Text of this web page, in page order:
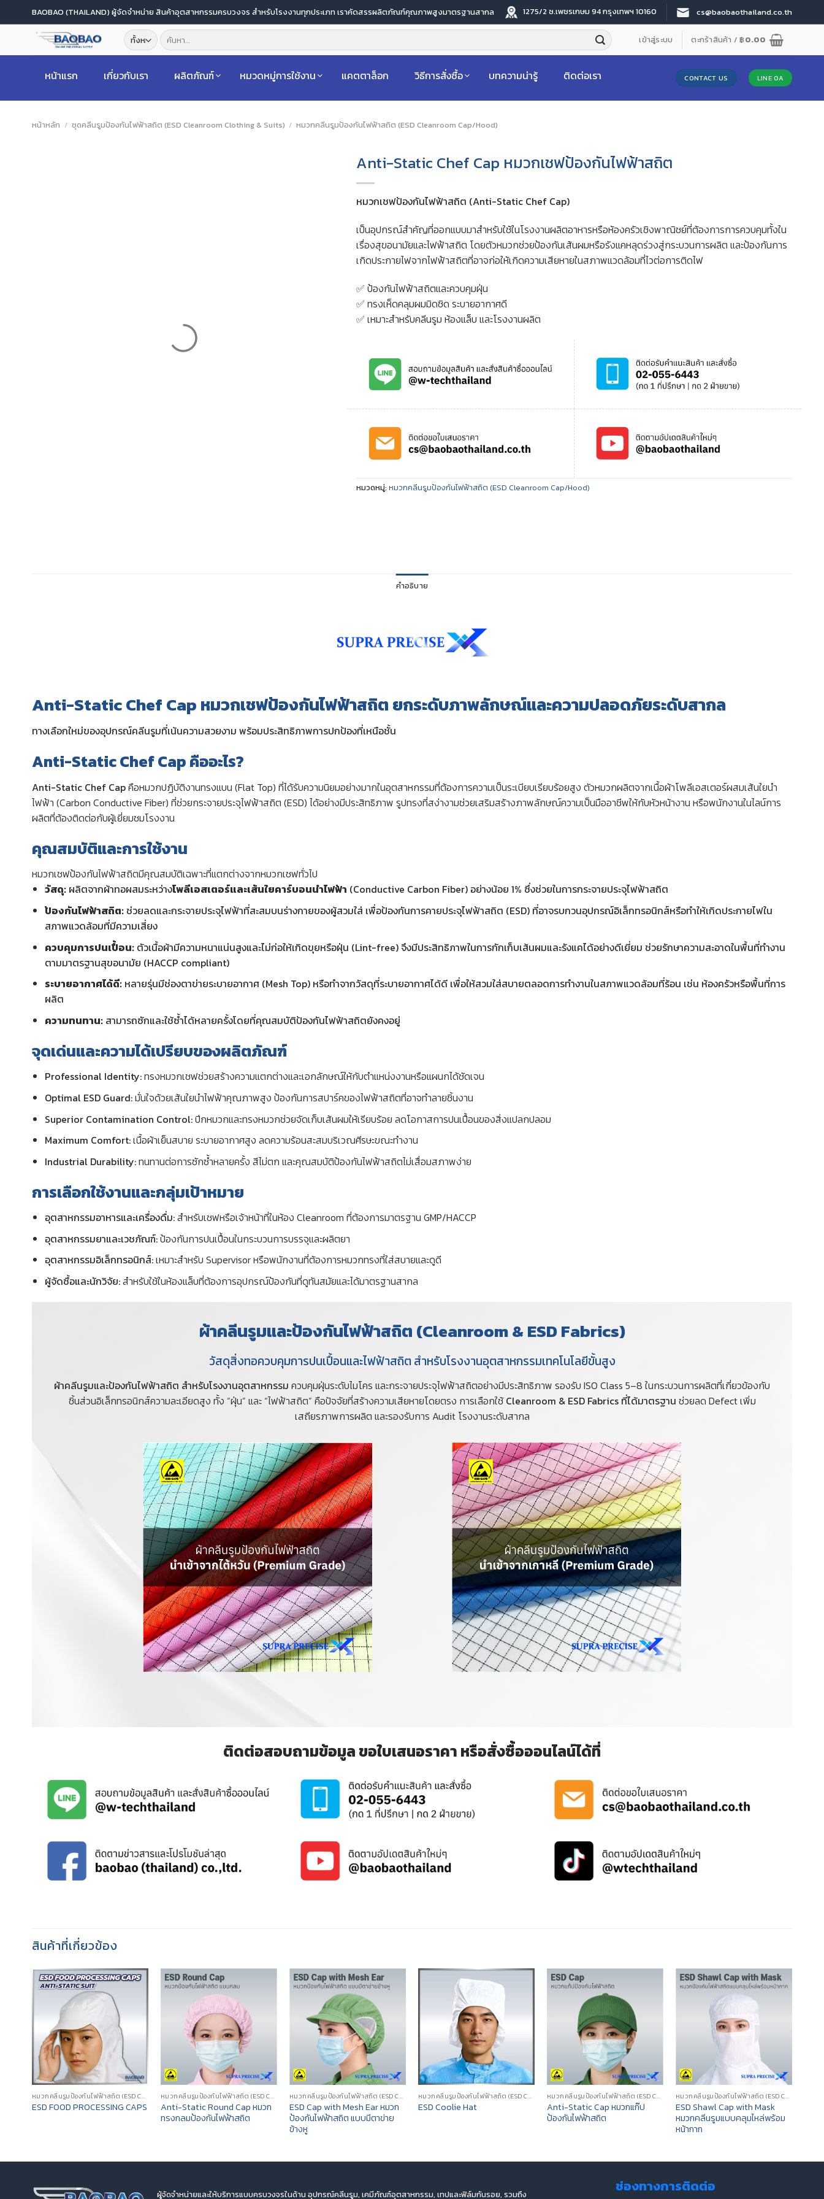
ไป
เนื้อหา
BAOBAO (THAILAND) ผู้จัดจำหน่าย สินค้าอุตสาหกรรมครบวงจร สำหรับโรงงานทุกประเภท เราคัดสรรผลิตภัณฑ์คุณภาพสูงมาตรฐานสากล 1275/2 ซ.เพชรเกษม 94 กรุงเทพฯ 10160 cs@baobaothailand.co.th
ค้นหา: เข้าสู่ระบบ ตะกร้าสินค้า /฿0.00
หน้าแรก เกี่ยวกับเรา ผลิตภัณฑ์ หมวดหมู่การใช้งาน แคตตาล็อก วิธีการสั่งซื้อ บทความน่ารู้ ติดต่อเรา CONTACT US LINE OA
หน้าหลัก / ชุดคลีนรูมป้องกันไฟฟ้าสถิต (ESD Cleanroom Clothing & Suits) / หมวกคลีนรูมป้องกันไฟฟ้าสถิต (ESD Cleanroom Cap/Hood)
Anti-Static Chef Cap หมวกเชฟป้องกันไฟฟ้าสถิต
หมวกเชฟป้องกันไฟฟ้าสถิต (Anti-Static Chef Cap)
เป็นอุปกรณ์สำคัญที่ออกแบบมาสำหรับใช้ในโรงงานผลิตอาหารหรือห้องครัวเชิงพาณิชย์ที่ต้องการการควบคุมทั้งใน
เรื่องสุขอนามัยและไฟฟ้าสถิต โดยตัวหมวกช่วยป้องกันเส้นผมหรือรังแคหลุดร่วงสู่กระบวนการผลิต และป้องกันการ
เกิดประกายไฟจากไฟฟ้าสถิตที่อาจก่อให้เกิดความเสียหายในสภาพแวดล้อมที่ไวต่อการติดไฟ
✅ ป้องกันไฟฟ้าสถิตและควบคุมฝุ่น
✅ ทรงเห็ดคลุมผมมิดชิด ระบายอากาศดี
✅ เหมาะสำหรับคลีนรูม ห้องแล็บ และโรงงานผลิต
หมวดหมู่:หมวกคลีนรูมป้องกันไฟฟ้าสถิต (ESD Cleanroom Cap/Hood)
คำอธิบาย
Anti-Static Chef Cap หมวกเชฟป้องกันไฟฟ้าสถิต ยกระดับภาพลักษณ์และความปลอดภัยระดับสากล
ทางเลือกใหม่ของอุปกรณ์คลีนรูมที่เน้นความสวยงาม พร้อมประสิทธิภาพการปกป้องที่เหนือชั้น
Anti-Static Chef Cap คืออะไร?
Anti-Static Chef Capคือหมวกปฏิบัติงานทรงแบน (Flat Top) ที่ได้รับความนิยมอย่างมากในอุตสาหกรรมที่ต้องการความเป็นระเบียบเรียบร้อยสูง ตัวหมวกผลิตจากเนื้อผ้าโพลีเอสเตอร์ผสมเส้นใยนำ
ไฟฟ้า (Carbon Conductive Fiber) ที่ช่วยกระจายประจุไฟฟ้าสถิต (ESD) ได้อย่างมีประสิทธิภาพ รูปทรงที่สง่างามช่วยเสริมสร้างภาพลักษณ์ความเป็นมืออาชีพให้กับหัวหน้างาน หรือพนักงานในไลน์การ
ผลิตที่ต้องติดต่อกับผู้เยี่ยมชมโรงงาน
คุณสมบัติและการใช้งาน
หมวกเชฟป้องกันไฟฟ้าสถิตมีคุณสมบัติเฉพาะที่แตกต่างจากหมวกเชฟทั่วไป
วัสดุ:ผลิตจากผ้าทอผสมระหว่างโพลีเอสเตอร์และเส้นใยคาร์บอนนำไฟฟ้า (Conductive Carbon Fiber) อย่างน้อย 1% ซึ่งช่วยในการกระจายประจุไฟฟ้าสถิต
ป้องกันไฟฟ้าสถิต:ช่วยลดและกระจายประจุไฟฟ้าที่สะสมบนร่างกายของผู้สวมใส่ เพื่อป้องกันการคายประจุไฟฟ้าสถิต (ESD) ที่อาจรบกวนอุปกรณ์อิเล็กทรอนิกส์หรือทำให้เกิดประกายไฟใน
สภาพแวดล้อมที่มีความเสี่ยง
ควบคุมการปนเปื้อน:ตัวเนื้อผ้ามีความหนาแน่นสูงและไม่ก่อให้เกิดขุยหรือฝุ่น (Lint-free) จึงมีประสิทธิภาพในการกักเก็บเส้นผมและรังแคได้อย่างดีเยี่ยม ช่วยรักษาความสะอาดในพื้นที่ทำงาน
ตามมาตรฐานสุขอนามัย (HACCP compliant)
ระบายอากาศได้ดี:หลายรุ่นมีช่องตาข่ายระบายอากาศ (Mesh Top) หรือทำจากวัสดุที่ระบายอากาศได้ดี เพื่อให้สวมใส่สบายตลอดการทำงานในสภาพแวดล้อมที่ร้อน เช่น ห้องครัวหรือพื้นที่การ
ผลิต
ความทนทาน:สามารถซักและใช้ซ้ำได้หลายครั้งโดยที่คุณสมบัติป้องกันไฟฟ้าสถิตยังคงอยู่
จุดเด่นและความได้เปรียบของผลิตภัณฑ์
Professional Identity:ทรงหมวกเชฟช่วยสร้างความแตกต่างและเอกลักษณ์ให้กับตำแหน่งงานหรือแผนกได้ชัดเจน
Optimal ESD Guard:มั่นใจด้วยเส้นใยนำไฟฟ้าคุณภาพสูง ป้องกันการสปาร์คของไฟฟ้าสถิตที่อาจทำลายชิ้นงาน
Superior Contamination Control:ปีกหมวกและทรงหมวกช่วยจัดเก็บเส้นผมให้เรียบร้อย ลดโอกาสการปนเปื้อนของสิ่งแปลกปลอม
Maximum Comfort:เนื้อผ้าเย็นสบาย ระบายอากาศสูง ลดความร้อนสะสมบริเวณศีรษะขณะทำงาน
Industrial Durability:ทนทานต่อการซักซ้ำหลายครั้ง สีไม่ตก และคุณสมบัติป้องกันไฟฟ้าสถิตไม่เสื่อมสภาพง่าย
การเลือกใช้งานและกลุ่มเป้าหมาย
อุตสาหกรรมอาหารและเครื่องดื่ม:สำหรับเชฟหรือเจ้าหน้าที่ในห้อง Cleanroom ที่ต้องการมาตรฐาน GMP/HACCP
อุตสาหกรรมยาและเวชภัณฑ์:ป้องกันการปนเปื้อนในกระบวนการบรรจุและผลิตยา
อุตสาหกรรมอิเล็กทรอนิกส์:เหมาะสำหรับ Supervisor หรือพนักงานที่ต้องการหมวกทรงที่ใส่สบายและดูดี
ผู้จัดซื้อและนักวิจัย:สำหรับใช้ในห้องแล็บที่ต้องการอุปกรณ์ป้องกันที่ดูทันสมัยและได้มาตรฐานสากล
ผ้าคลีนรูมและป้องกันไฟฟ้าสถิต (Cleanroom & ESD Fabrics)
วัสดุสิ่งทอควบคุมการปนเปื้อนและไฟฟ้าสถิต สำหรับโรงงานอุตสาหกรรมเทคโนโลยีขั้นสูง
ผ้าคลีนรูมและป้องกันไฟฟ้าสถิต สำหรับโรงงานอุตสาหกรรม ควบคุมฝุ่นระดับไมโคร และกระจายประจุไฟฟ้าสถิตอย่างมีประสิทธิภาพ รองรับ ISO Class 5–8 ในกระบวนการผลิตที่เกี่ยวข้องกับ
ชิ้นส่วนอิเล็กทรอนิกส์ความละเอียดสูง ทั้ง “ฝุ่น” และ “ไฟฟ้าสถิต” คือปัจจัยที่สร้างความเสียหายโดยตรง การเลือกใช้Cleanroom & ESD Fabrics ที่ได้มาตรฐาน ช่วยลด Defect เพิ่ม
เสถียรภาพการผลิต และรองรับการ Audit โรงงานระดับสากล
ติดต่อสอบถามข้อมูล ขอใบเสนอราคา หรือสั่งซื้อออนไลน์ได้ที่
สินค้าที่เกี่ยวข้อง
หมวกคลีนรูมป้องกันไฟฟ้าสถิต (ESD CLEANROOM CAP/HOOD)
ESD FOOD PROCESSING CAPS
หมวกคลีนรูมป้องกันไฟฟ้าสถิต (ESD CLEANROOM CAP/HOOD)
Anti-Static Round Cap หมวก
ทรงกลมป้องกันไฟฟ้าสถิต
หมวกคลีนรูมป้องกันไฟฟ้าสถิต (ESD CLEANROOM CAP/HOOD)
ESD Cap with Mesh Ear หมวก
ป้องกันไฟฟ้าสถิต แบบมีตาข่าย
ข้างหู
หมวกคลีนรูมป้องกันไฟฟ้าสถิต (ESD CLEANROOM CAP/HOOD)
ESD Coolie Hat
หมวกคลีนรูมป้องกันไฟฟ้าสถิต (ESD CLEANROOM CAP/HOOD)
Anti-Static Cap หมวกแก๊ป
ป้องกันไฟฟ้าสถิต
หมวกคลีนรูมป้องกันไฟฟ้าสถิต (ESD CLEANROOM CAP/HOOD)
ESD Shawl Cap with Mask
หมวกคลีนรูมแบบคลุมไหล่พร้อม
หน้ากาก
ผู้จัดจำหน่ายและให้บริการแบบครบวงจรในด้าน อุปกรณ์คลีนรูม, เคมีภัณฑ์อุตสาหกรรม, เทปและฟิล์มกันรอย, รวมถึง ช่องทางการติดต่อ